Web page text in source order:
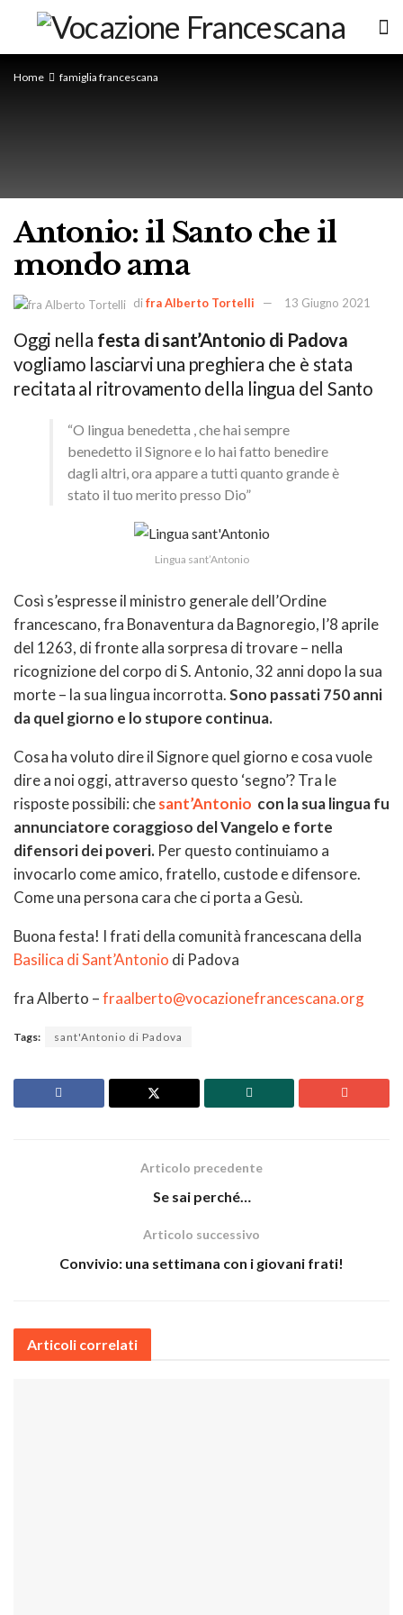
Home famiglia francescana
Antonio: il Santo che il
mondo ama
difra Alberto Tortelli 13 Giugno 2021
Oggi nella festa di sant’Antonio di Padova
vogliamo lasciarvi una preghiera che è stata
recitata al ritrovamento della lingua del Santo
“O lingua benedetta , che hai sempre
benedetto il Signore e lo hai fatto benedire
dagli altri, ora appare a tutti quanto grande è
stato il tuo merito presso Dio”
Lingua sant’Antonio
Così s’espresse il ministro generale dell’Ordine
francescano, fra Bonaventura da Bagnoregio, l’8 aprile
del 1263, di fronte alla sorpresa di trovare – nella
ricognizione del corpo di S. Antonio, 32 anni dopo la sua
morte – la sua lingua incorrotta.Sono passati 750 anni
da quel giorno e lo stupore continua.
Cosa ha voluto dire il Signore quel giorno e cosa vuole
dire a noi oggi, attraverso questo ‘segno’? Tra le
risposte possibili: chesant’Antonio con la sua lingua fu
annunciatore coraggioso del Vangelo e forte
difensori dei poveri. Per questo continuiamo a
invocarlo come amico, fratello, custode e difensore.
Come una persona cara che ci porta a Gesù.
Buona festa! I frati della comunità francescana della
Basilica di Sant’Antonio di Padova
fra Alberto –fraalberto@vocazionefrancescana.org
Tags: sant'Antonio di Padova
Articolo precedente
Se sai perché…
Articolo successivo
Convivio: una settimana con i giovani frati!
Articoli correlati